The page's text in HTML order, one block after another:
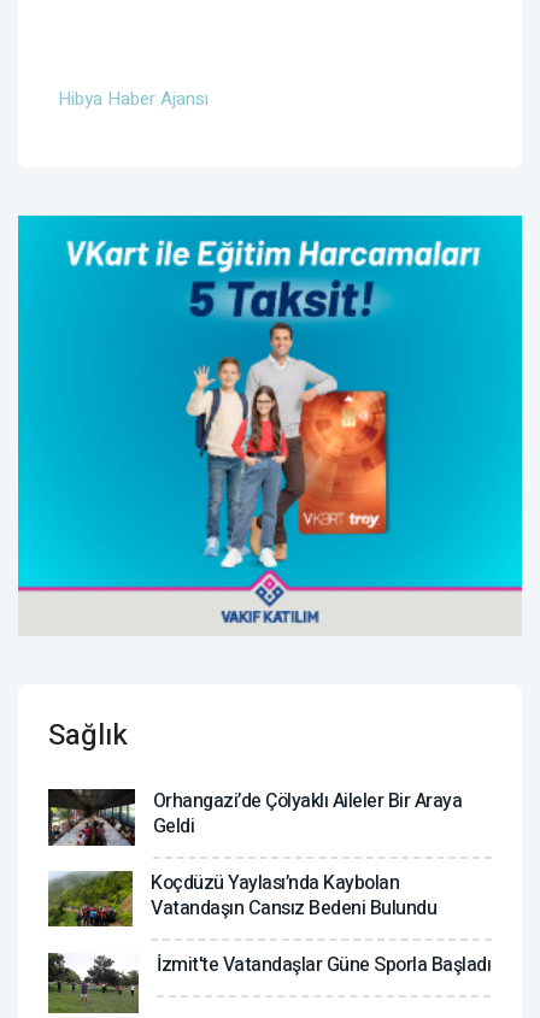
Hibya Haber Ajansı
Sağlık
Orhangazi’de Çölyaklı Aileler Bir Araya
Geldi
Koçdüzü Yaylası’nda Kaybolan
Vatandaşın Cansız Bedeni Bulundu
İzmit'te Vatandaşlar Güne Sporla Başladı